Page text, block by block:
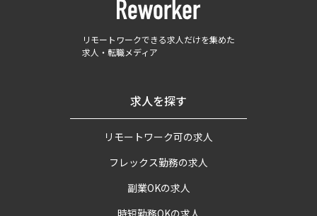
リモートワークできる求人だけを集めた
求人・転職メディア
求人を探す
リモートワーク可の求人
フレックス勤務の求人
副業OKの求人
時短勤務OKの求人